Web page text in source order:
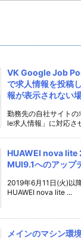
VK Google Job
で求人情報を投稿
報が表示されない
勤務先の自社サイト
le求人情報」に対応さ
HUAWEI nova
MUI9.1へのアップ
2019年6月11日(火)以
HUAWEI nova lite ...
メインのマシン環